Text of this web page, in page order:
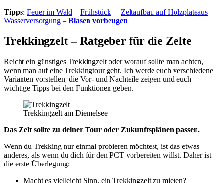
Tipps: Feuer im Wald – Frühstück – Zeltaufbau auf Holzplateaus –
Wasserversorgung – Blasen vorbeugen
Trekkingzelt – Ratgeber für die Zelte
Reicht ein günstiges Trekkingzelt oder worauf sollte man achten,
wenn man auf eine Trekkingtour geht. Ich werde euch verschiedene
Varianten vorstellen, die Vor- und Nachteile zeigen und euch
wichtige Tipps bei den Funktionen geben.
Trekkingzelt am Diemelsee
Das Zelt sollte zu deiner Tour oder Zukunftsplänen passen.
Wenn du Trekking nur einmal probieren möchtest, ist das etwas
anderes, als wenn du dich für den PCT vorbereiten willst. Daher ist
die erste Überlegung:
Macht es vielleicht Sinn, ein Trekkingzelt zu mieten?